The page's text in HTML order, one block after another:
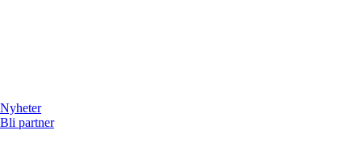
Nyheter
Bli partner